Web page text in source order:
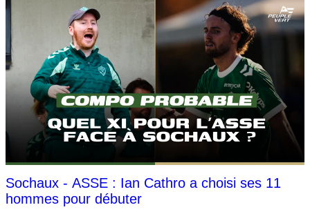
Sochaux - ASSE : Ian Cathro a choisi ses 11
hommes pour débuter